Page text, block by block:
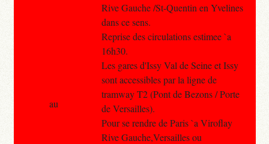
Rive Gauche /St-Quentin en Yvelines
dans ce sens.
Reprise des circulations estimee `a
16h30.
Les gares d'Issy Val de Seine et Issy
sont accessibles par la ligne de
tramway T2 (Pont de Bezons / Porte
de Versailles).
Pour se rendre de Paris `a Viroflay
Rive Gauche,Versailles ou
au